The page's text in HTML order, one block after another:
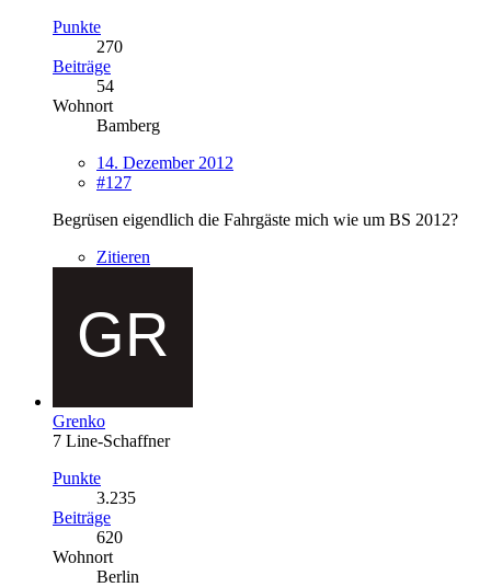
Punkte
270
Beiträge
54
Wohnort
Bamberg
14. Dezember 2012
#127
Begrüsen eigendlich die Fahrgäste mich wie um BS 2012?
Zitieren
Grenko
7 Line-Schaffner
Punkte
3.235
Beiträge
620
Wohnort
Berlin